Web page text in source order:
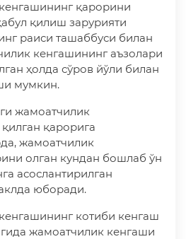
қарорини
қилиш зарурияти
раиси ташаббуси билан
кенгашининг аъзолари
ҳолда сўров йўли билан
мумкин.
жамоатчилик
қарорига
жамоатчилик
олган кундан бошлаб ўн
асослантирилган
юборади.
котиби кенгаш
жамоатчилик кенгаши